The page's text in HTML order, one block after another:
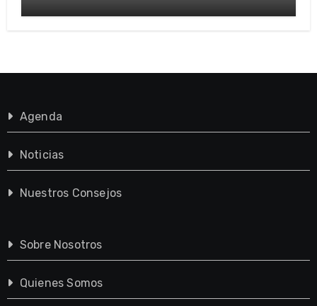
Agenda
Noticias
Nuestros Consejos
Sobre Nosotros
Quienes Somos